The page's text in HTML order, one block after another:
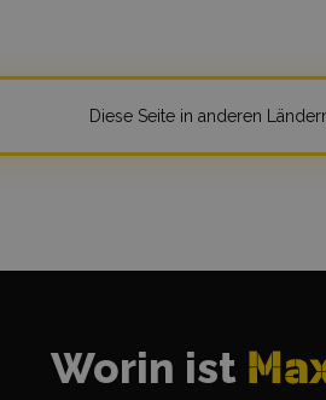
Diese Seite in anderen
Worin ist